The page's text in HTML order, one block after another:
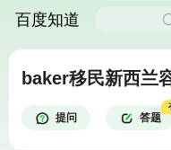
百度知道
baker移民新西兰
提问 答题